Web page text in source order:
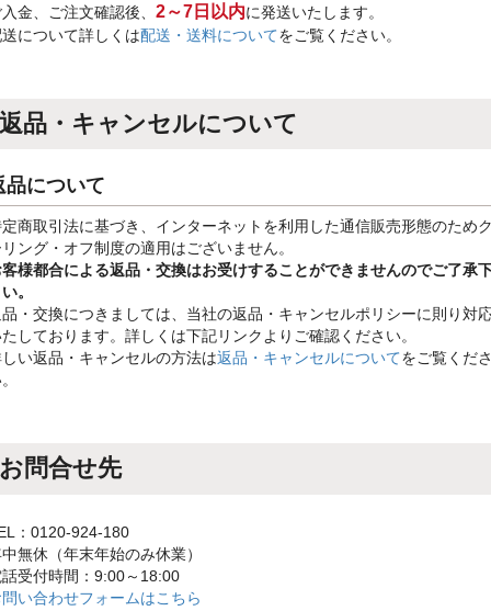
金、ご注文確認後、 2～7日以内に発送いたします。
について詳しくは配送・送料についてをご覧ください。
返品・キャンセルについて
品について
商取引法に基づき、インターネットを利用した通信販売形態のため
ング・オフ制度の適用はございません。
様都合による返品・交換はお受けすることができませんのでご了承
。
・交換につきましては、当社の返品・キャンセルポリシーに則り対
しております。詳しくは下記リンクよりご確認ください。
い返品・キャンセルの方法は返品・キャンセルについてをご覧くだ
お問合せ先
：0120-924-180
無休（年末年始のみ休業）
受付時間：9:00～18:00
い合わせフォームはこちら